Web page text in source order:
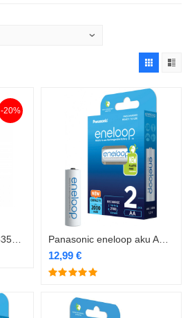
-20%
12,99 €